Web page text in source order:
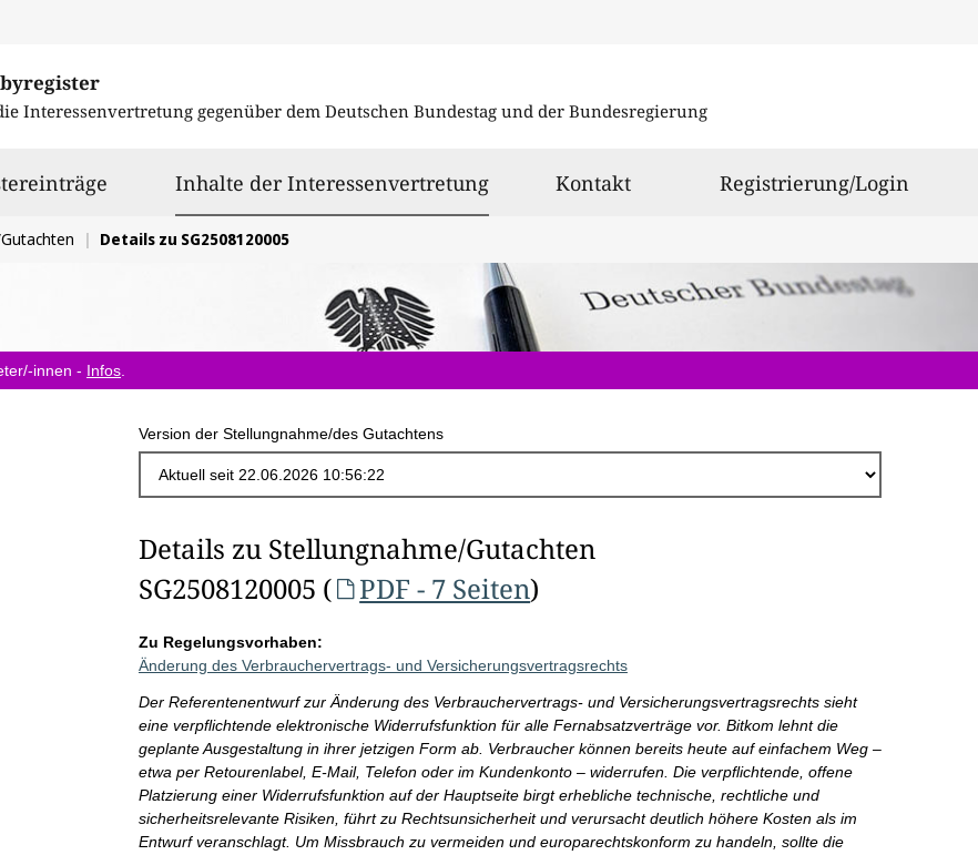
Interessenvertretung gegenüber dem Deutschen Bundestag und der Bundesregierung
Inhalte der Interessenvertretungausgewählt
Kontakt Registrierung/Login
Details zu SG2508120005
innen - Infos
Version der Stellungnahme/des Gutachtens
Details zu Stellungnahme/Gutachten
SG2508120005 (
PDF - 7 Seiten)
Zu Regelungsvorhaben:
Änderung des Verbrauchervertrags- und Versicherungsvertragsrechts
Der Referentenentwurf zur Änderung des Verbrauchervertrags- und Versicherungsvertragsrechts sieht
eine verpflichtende elektronische Widerrufsfunktion für alle Fernabsatzverträge vor. Bitkom lehnt die
geplante Ausgestaltung in ihrer jetzigen Form ab. Verbraucher können bereits heute auf einfachem Weg –
etwa per Retourenlabel, E-Mail, Telefon oder im Kundenkonto – widerrufen. Die verpflichtende, offene
Platzierung einer Widerrufsfunktion auf der Hauptseite birgt erhebliche technische, rechtliche und
sicherheitsrelevante Risiken, führt zu Rechtsunsicherheit und verursacht deutlich höhere Kosten als im
Entwurf veranschlagt. Um Missbrauch zu vermeiden und europarechtskonform zu handeln, sollte die